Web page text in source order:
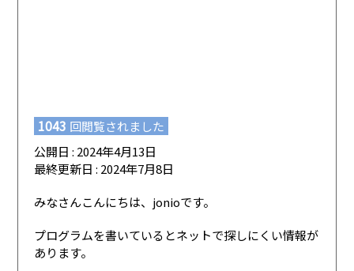
1043 回閲覧されました
公開日 : 2024年4月13日
最終更新日 : 2024年7月8日
みなさんこんにちは、jonioです。
プログラムを書いているとネットで探しにくい情報が
あります。